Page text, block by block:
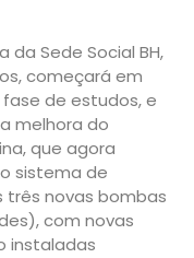
Sede Social BH,
começará em
de estudos, e
melhora do
que agora
sistema de
três novas bombas
com novas
instaladas